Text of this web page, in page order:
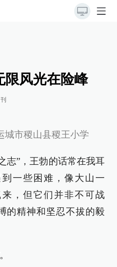
限风光在险峰
城市稷山县稷王小学
志”，王勃的话常在我耳
一些困难，像大山一
，但它们并非不可战
的精神和坚忍不拔的毅